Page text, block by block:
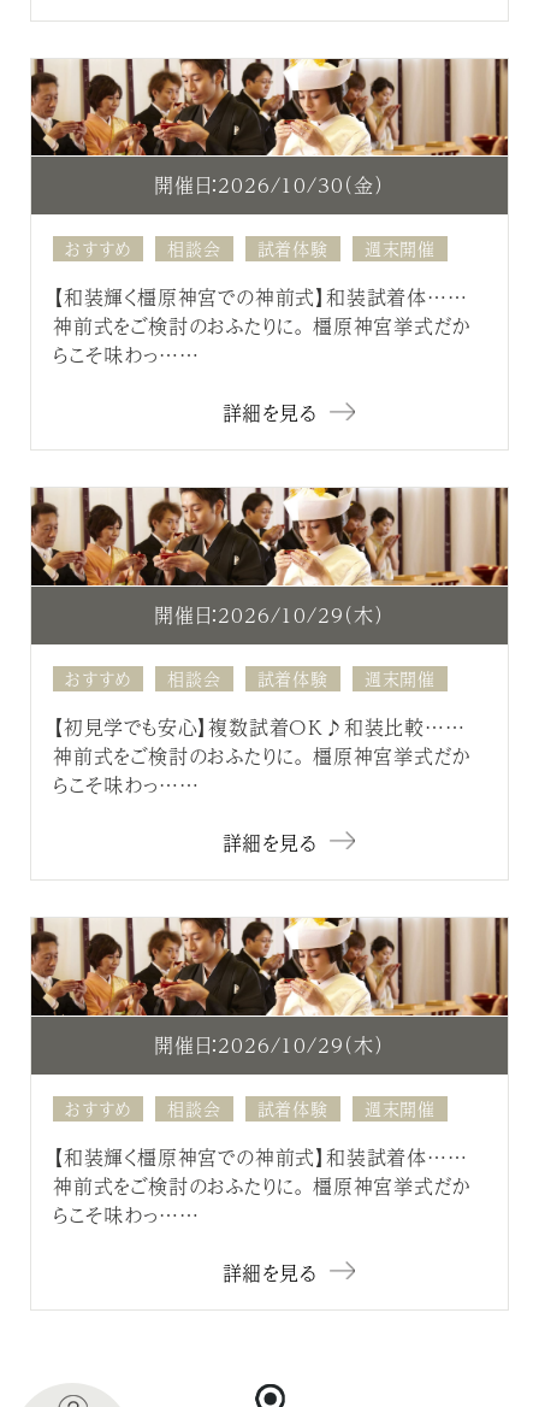
開催日：2026/10/30（金）
おすすめ 相談会 試着体験 週末開催
【和装輝く橿原神宮での神前式】和装試着体……
神前式をご検討のおふたりに。 橿原神宮挙式だか
らこそ味わっ……
詳細を見る
開催日：2026/10/29（木）
おすすめ 相談会 試着体験 週末開催
【初見学でも安心】複数試着OK♪和装比較……
神前式をご検討のおふたりに。 橿原神宮挙式だか
らこそ味わっ……
詳細を見る
開催日：2026/10/29（木）
おすすめ 相談会 試着体験 週末開催
【和装輝く橿原神宮での神前式】和装試着体……
神前式をご検討のおふたりに。 橿原神宮挙式だか
らこそ味わっ……
詳細を見る